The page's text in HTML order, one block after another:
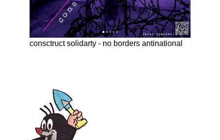
consctruct solidarty - no borders antinational